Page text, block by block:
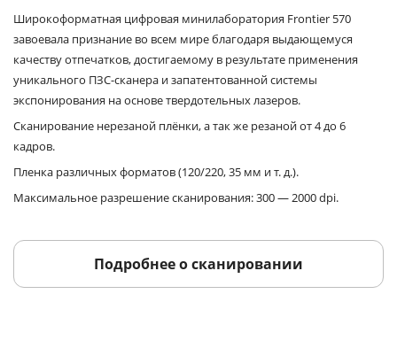
Широкоформатная цифровая минилаборатория Frontier 570
завоевала признание во всем мире благодаря выдающемуся
качеству отпечатков, достигаемому в результате применения
уникального ПЗС-сканера и запатентованной системы
экспонирования на основе твердотельных лазеров.
Сканирование нерезаной плёнки, а так же резаной от 4 до 6
кадров.
Пленка различных форматов (120/220, 35 мм и т. д.).
Максимальное разрешение сканирования: 300 — 2000 dpi.
Подробнее о сканировании